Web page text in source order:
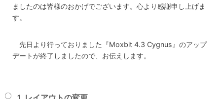
ましたのは皆様のおかげでございます。心より感謝申し上げま
す。
先日より行っておりました『Moxbit 4.3 Cygnus』のアップ
デートが終了しましたので、お伝えします。